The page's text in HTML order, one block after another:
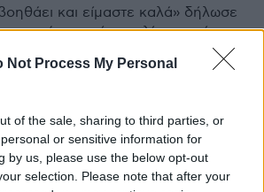
Not Process My Personal
of the sale, sharing to third parties, or
or sensitive information for
by us, please use the below opt-out
selection. Please note that after your
και είμαστε καλά» δήλωσε
τη σύντροφό του, λίγους μήνες
δικαστικής τους διαμάχης - Δείτε